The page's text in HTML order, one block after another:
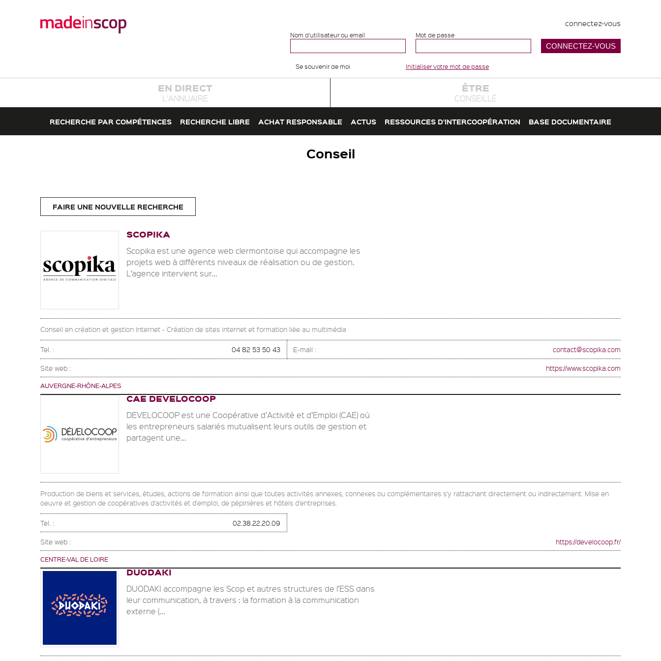
connectez-vous
Nom d'utilisateur ou email Mot de passe
Se souvenir de moi Initialiser votre mot de passe
EN DIRECT
L'ANNUAIRE
ÊTRE
CONSEILLÉ
RECHERCHE PAR COMPÉTENCES RECHERCHE LIBRE ACHAT RESPONSABLE ACTUS RESSOURCES D'INTERCOOPÉRATION BASE DOCUMENTAIRE
Conseil
FAIRE UNE NOUVELLE RECHERCHE
SCOPIKA
Scopika est une agence web clermontoise qui accompagne les
projets web à différents niveaux de réalisation ou de gestion.
L’agence intervient sur...
Conseil en création et gestion Internet - Création de sites internet et formation liée au multimédia
Tel. : 04 82 53 50 43 E-mail : contact@scopika.com
Site web : https://www.scopika.com
AUVERGNE-RHÔNE-ALPES
CAE DEVELOCOOP
DEVELOCOOP est une Coopérative d’Activité et d’Emploi (CAE) où
les entrepreneurs salariés mutualisent leurs outils de gestion et
partagent une...
Production de biens et services, études, actions de formation ainsi que toutes activités annexes, connexes ou complémentaires s'y rattachant directement ou indirectement. Mise en
oeuvre et gestion de coopératives d'activités et d'emploi, de pépinières et hôtels d'entreprises.
Tel. : 02.38.22.20.09
Site web : https://develocoop.fr/
CENTRE-VAL DE LOIRE
DUODAKI
DUODAKI accompagne les Scop et autres structures de l’ESS dans
leur communication, à travers : la formation à la communication
externe (...